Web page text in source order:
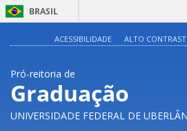
BRASIL
ACESSIBILIDADE ALTO
Pró-reitoria de
Graduação
UNIVERSIDADE FEDERAL DE